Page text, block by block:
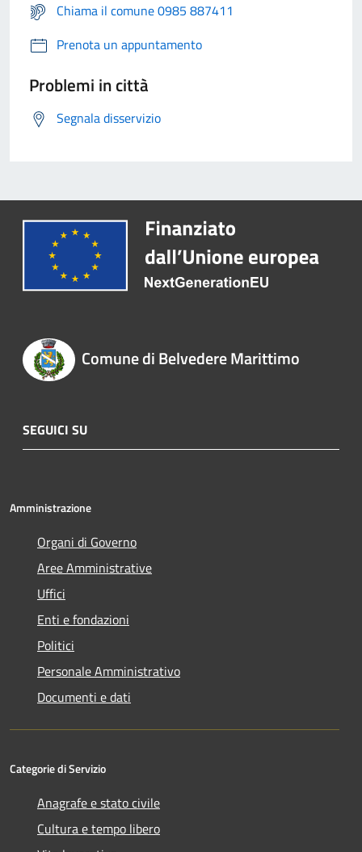
Chiama il comune 0985 887411
Prenota un appuntamento
Problemi in città
Segnala disservizio
Comune di Belvedere Marittimo
SEGUICI SU
Amministrazione
Organi di Governo
Aree Amministrative
Uffici
Enti e fondazioni
Politici
Personale Amministrativo
Documenti e dati
Categorie di Servizio
Anagrafe e stato civile
Cultura e tempo libero